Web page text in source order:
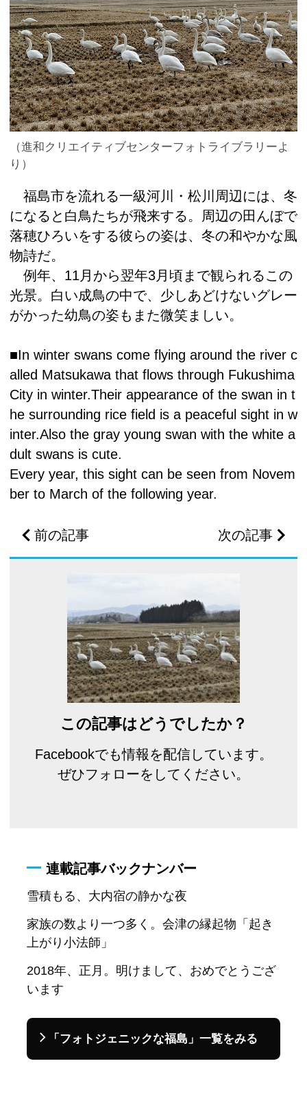
（進和クリエイティブセンターフォトライブラリーよ
り）
福島市を流れる一級河川・松川周辺には、冬
になると白鳥たちが飛来する。周辺の田んぼで
落穂ひろいをする彼らの姿は、冬の和やかな風
物詩だ。
例年、11月から翌年3月頃まで観られるこの
光景。白い成鳥の中で、少しあどけないグレー
がかった幼鳥の姿もまた微笑ましい。
■In winter swans come flying around the river c
alled Matsukawa that flows through Fukushima
City in winter.Their appearance of the swan in t
he surrounding rice field is a peaceful sight in w
inter.Also the gray young swan with the white a
dult swans is cute.
Every year, this sight can be seen from Novem
ber to March of the following year.
前の記事 次の記事
この記事はどうでしたか？
Facebookでも情報を配信しています。
ぜひフォローをしてください。
連載記事バックナンバー
雪積もる、大内宿の静かな夜
家族の数より一つ多く。会津の縁起物「起き
上がり小法師」
2018年、正月。明けまして、おめでとうござ
います
「フォトジェニックな福島」一覧をみる